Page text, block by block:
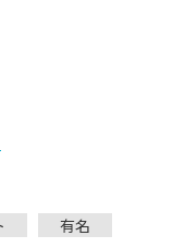
有名